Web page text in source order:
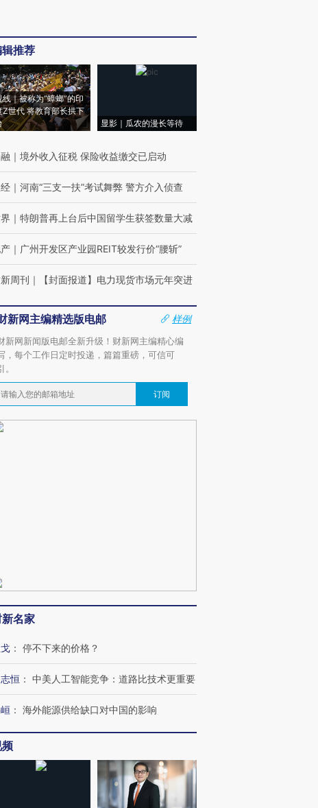
推荐
线｜被称为“蟑螂”的印
Z世代 将教育部长拱下
显影｜瓜农的漫长等待
｜ 境外收入征税 保险收益缴交已启动
｜ 河南“三支一扶”考试舞弊 警方介入侦查
｜ 特朗普再上台后中国留学生获签数量大减
｜ 广州开发区产业园REIT较发行价“腰斩”
周刊 ｜ 【封面报道】电力现货市场元年突进
新网主编精选版电邮
样例
新网新闻版电邮全新升级！财新网主编精心编
，每个工作日定时投递，篇篇重磅，可信可
。
订阅
新名家
： 停不下来的价格？
恒 ： 中美人工智能竞争：道路比技术更重要
： 海外能源供给缺口对中国的影响